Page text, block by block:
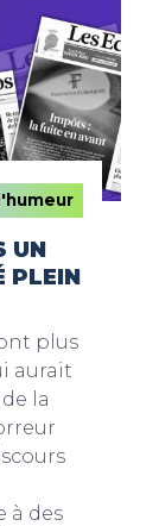
UN
PLEIN
plus
aurait
la
à des